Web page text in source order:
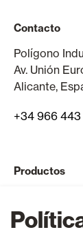
Contacto
Polígono
Av. Unión
Alicante,
+34 966 443
Productos
Ventanas y